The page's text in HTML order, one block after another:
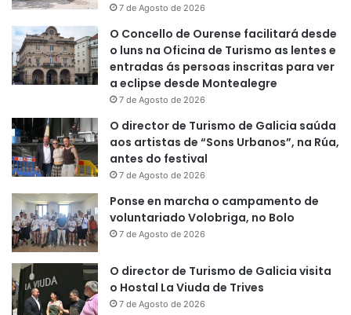
7 de Agosto de 2026
O Concello de Ourense facilitará desde
o luns na Oficina de Turismo as lentes e
entradas ás persoas inscritas para ver
a eclipse desde Montealegre
7 de Agosto de 2026
O director de Turismo de Galicia saúda
aos artistas de “Sons Urbanos”, na Rúa,
antes do festival
7 de Agosto de 2026
Ponse en marcha o campamento de
voluntariado Volobriga, no Bolo
7 de Agosto de 2026
O director de Turismo de Galicia visita
o Hostal La Viuda de Trives
7 de Agosto de 2026